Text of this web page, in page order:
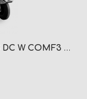
SPAWARKA EWM TETRIX XQ 350 PULS DC W COMF3 5P (090-005670-00001)